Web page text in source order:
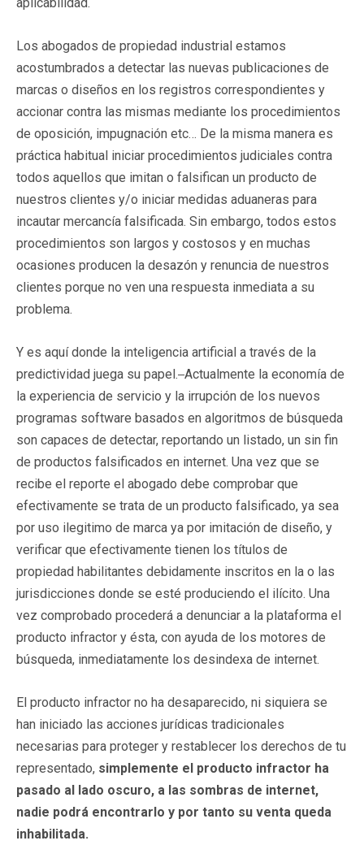
Los abogados de propiedad industrial estamos
acostumbrados a detectar las nuevas publicaciones de
marcas o diseños en los registros correspondientes y
accionar contra las mismas mediante los procedimientos
de oposición, impugnación etc… De la misma manera es
práctica habitual iniciar procedimientos judiciales contra
todos aquellos que imitan o falsifican un producto de
nuestros clientes y/o iniciar medidas aduaneras para
incautar mercancía falsificada. Sin embargo, todos estos
procedimientos son largos y costosos y en muchas
ocasiones producen la desazón y renuncia de nuestros
clientes porque no ven una respuesta inmediata a su
problema.
Y es aquí donde la inteligencia artificial a través de la
predictividad juega su papel. Actualmente la economía de
la experiencia de servicio y la irrupción de los nuevos
programas software basados en algoritmos de búsqueda
son capaces de detectar, reportando un listado, un sin fin
de productos falsificados en internet. Una vez que se
recibe el reporte el abogado debe comprobar que
efectivamente se trata de un producto falsificado, ya sea
por uso ilegitimo de marca ya por imitación de diseño, y
verificar que efectivamente tienen los títulos de
propiedad habilitantes debidamente inscritos en la o las
jurisdicciones donde se esté produciendo el ilícito. Una
vez comprobado procederá a denunciar a la plataforma el
producto infractor y ésta, con ayuda de los motores de
búsqueda, inmediatamente los desindexa de internet.
El producto infractor no ha desaparecido, ni siquiera se
han iniciado las acciones jurídicas tradicionales
necesarias para proteger y restablecer los derechos de tu
representado, simplemente el producto infractor ha
pasado al lado oscuro, a las sombras de internet,
nadie podrá encontrarlo y por tanto su venta queda
inhabilitada.